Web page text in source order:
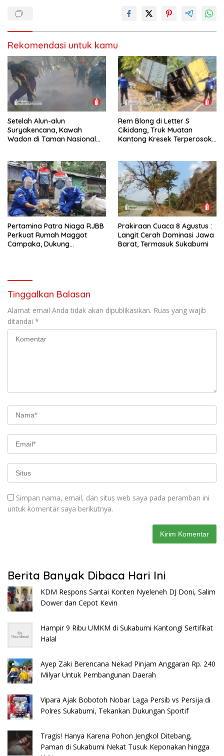
Rekomendasi untuk kamu
Setelah Alun-alun
Suryakencana, Kawah
Wadon di Taman Nasional
Rem Blong di Letter S
Cikidang, Truk Muatan
Kantong Kresek Terperosok
Pertamina Patra Niaga RJBB
Perkuat Rumah Maggot
Campaka, Dukung
Prakiraan Cuaca 8 Agustus :
Langit Cerah Dominasi Jawa
Barat, Termasuk Sukabumi
Tinggalkan Balasan
Alamat email Anda tidak akan dipublikasikan. Ruas yang wajib
ditandai *
Simpan nama, email, dan situs web saya pada peramban ini
untuk komentar saya berikutnya.
Berita Banyak Dibaca Hari Ini
KDM Respons Santai Konten Nyeleneh DJ Doni, Salim
Dower dan Cepot Kevin
Hampir 9 Ribu UMKM di Sukabumi Kantongi Sertifikat
Halal
Ayep Zaki Berencana Nekad Pinjam Anggaran Rp. 240
Milyar Untuk Pembangunan Daerah
Vipara Ajak Bobotoh Nobar Laga Persib vs Persija di
Polres Sukabumi, Tekankan Dukungan Sportif
Tragis! Hanya Karena Pohon Jengkol Ditebang,
Paman di Sukabumi Nekat Tusuk Keponakan hingga